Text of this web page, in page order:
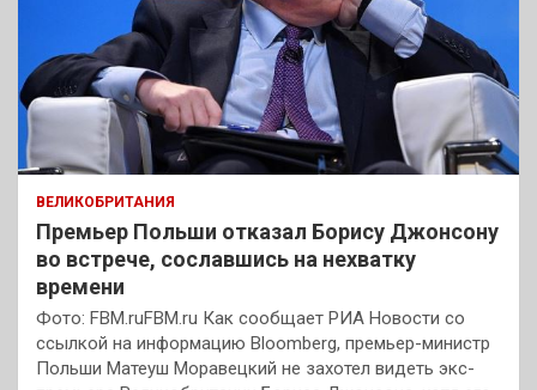
ВЕЛИКОБРИТАНИЯ
Премьер Польши отказал Борису Джонсону
во встрече, сославшись на нехватку
времени
Фото: FBM.ruFBM.ru Как сообщает РИА Новости со
ссылкой на информацию Bloomberg, премьер-министр
Польши Матеуш Моравецкий не захотел видеть экс-